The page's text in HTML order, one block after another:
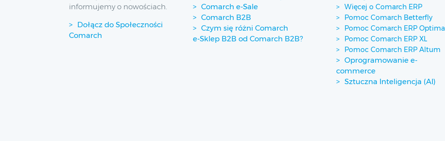
informujemy o nowościach.
Dołącz do Społeczności
Comarch
Comarch e-Sale
Comarch B2B
Czym się różni Comarch
e-Sklep B2B od Comarch B2B?
Więcej o Comarch ERP
Pomoc Comarch Betterfly
Pomoc Comarch ERP Optima
Pomoc Comarch ERP XL
Pomoc Comarch ERP Altum
Oprogramowanie e-
commerce
Sztuczna Inteligencja (AI)